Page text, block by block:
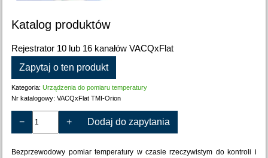
Katalog produktów
Rejestrator 10 lub 16 kanałów VACQxFlat
Zapytaj o ten produkt
Kategoria:Urządzenia do pomiaru temperatury
Nr katalogowy:VACQxFlat TMI-Orion
− + Dodaj do zapytania
Bezprzewodowy pomiar temperatury w czasie rzeczywistym do kontroli i